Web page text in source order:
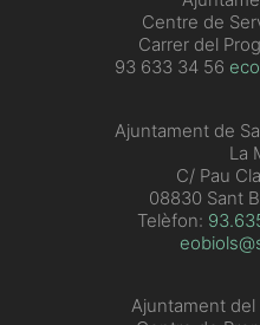
Centre de
Carrer del
93 633 34 56
Ajuntament de
La
C/ Pau
08830 Sant
Telèfon:
Ajuntament del